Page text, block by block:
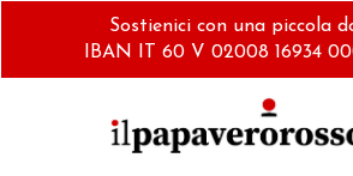
Sostienici con una piccola
IBAN IT 60 V 02008 16934